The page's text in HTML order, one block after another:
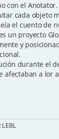
con el Anotator.
cada objeto
el cuento de
un proyecto
y
durante el
afectaban a lor